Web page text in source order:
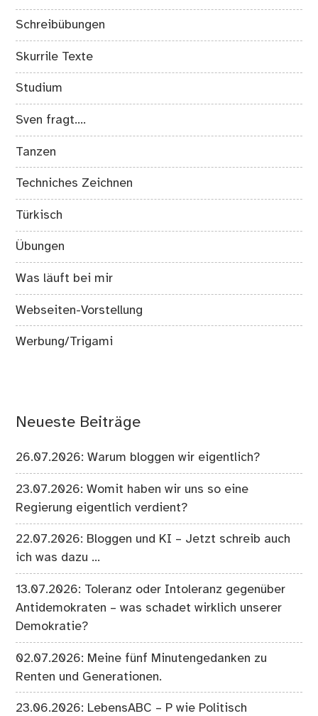
Schreibübungen
Skurrile Texte
Studium
Sven fragt….
Tanzen
Techniches Zeichnen
Türkisch
Übungen
Was läuft bei mir
Webseiten-Vorstellung
Werbung/Trigami
Neueste Beiträge
26.07.2026: Warum bloggen wir eigentlich?
23.07.2026: Womit haben wir uns so eine
Regierung eigentlich verdient?
22.07.2026: Bloggen und KI – Jetzt schreib auch
ich was dazu …
13.07.2026: Toleranz oder Intoleranz gegenüber
Antidemokraten – was schadet wirklich unserer
Demokratie?
02.07.2026: Meine fünf Minutengedanken zu
Renten und Generationen.
23.06.2026: LebensABC – P wie Politisch